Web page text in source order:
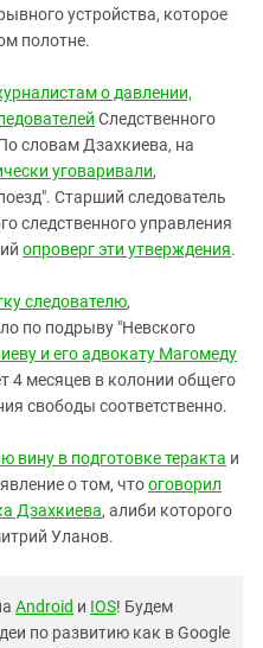
устройства, которое
полотне.
о давлении,
Следственного
словам Дзахкиева, на
уговаривали,
Старший следователь
следственного управления
опроверг эти утверждения.
следователю,
по подрыву "Невского
и его адвокату Магомеду
4 месяцев в колонии общего
свободы соответственно.
вину в подготовке теракта и
о том, чтооговорил
Дзахкиева, алиби которого
Уланов.
Android и IOS! Будем
по развитию как в Google